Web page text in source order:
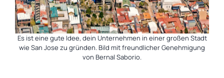
Es ist eine gute Idee, dein Unternehmen in einer großen Stadt
wie San Jose zu gründen. Bild mit freundlicher Genehmigung
von Bernal Saborio.